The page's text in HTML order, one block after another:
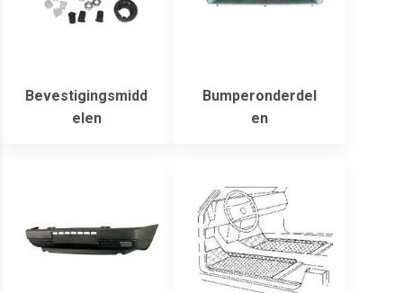
Bevestigingsmidd
elen
Bumperonderdel
en